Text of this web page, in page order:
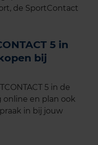
de SportContact
5 in
bij
5 in de
online en plan ook
in bij jouw